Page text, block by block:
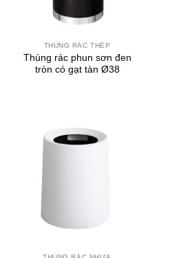
THÙNG RÁC THÉP
Thùng rác phun sơn đen
tròn có gạt tàn Ø38